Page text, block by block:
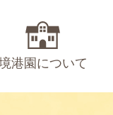
港園について